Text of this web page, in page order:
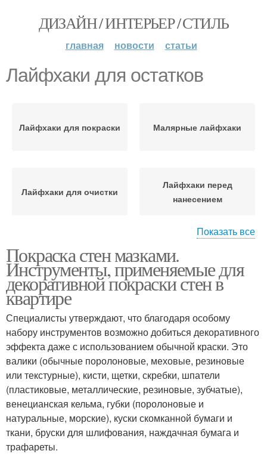
ДИЗАЙН / ИНТЕРЬЕР / СТИЛЬ
главная новости статьи
Лайфхаки для остатков
Лайфхаки для покраски Малярные лайфхаки
Лайфхаки для очистки
Лайфхаки перед
нанесением
размешивания
небольших пятен
Показать все
Покраска стен мазками.
Инструменты, применяемые для
декоративной покраски стен в
квартире
Специалисты утверждают, что благодаря особому
набору инструментов возможно добиться декоративного
эффекта даже с использованием обычной краски. Это
валики (обычные поролоновые, меховые, резиновые
или текстурные), кисти, щетки, скребки, шпатели
(пластиковые, металлические, резиновые, зубчатые),
венецианская кельма, губки (поролоновые и
натуральные, морские), куски скомканной бумаги и
ткани, бруски для шлифования, наждачная бумага и
трафареты.